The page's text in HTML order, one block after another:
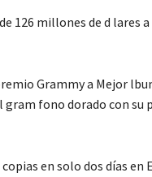
126 millones de d lares
Grammy a Mejor
fono dorado con su
en solo dos días en